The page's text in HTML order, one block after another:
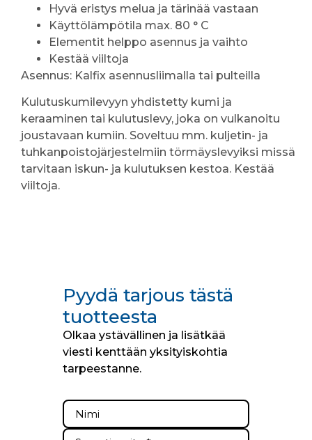
Hyvä eristys melua ja tärinää vastaan
Käyttölämpötila max. 80 ° C
Elementit helppo asennus ja vaihto
Kestää viiltoja
Asennus: Kalfix asennusliimalla tai pulteilla
Kulutuskumilevyyn yhdistetty kumi ja
keraaminen tai kulutuslevy, joka on vulkanoitu
joustavaan kumiin. Soveltuu mm. kuljetin- ja
tuhkanpoistojärjestelmiin törmäyslevyiksi missä
tarvitaan iskun- ja kulutuksen kestoa. Kestää
viiltoja.
Pyydä tarjous tästä
tuotteesta
Olkaa ystävällinen ja lisätkää
viesti kenttään yksityiskohtia
tarpeestanne.